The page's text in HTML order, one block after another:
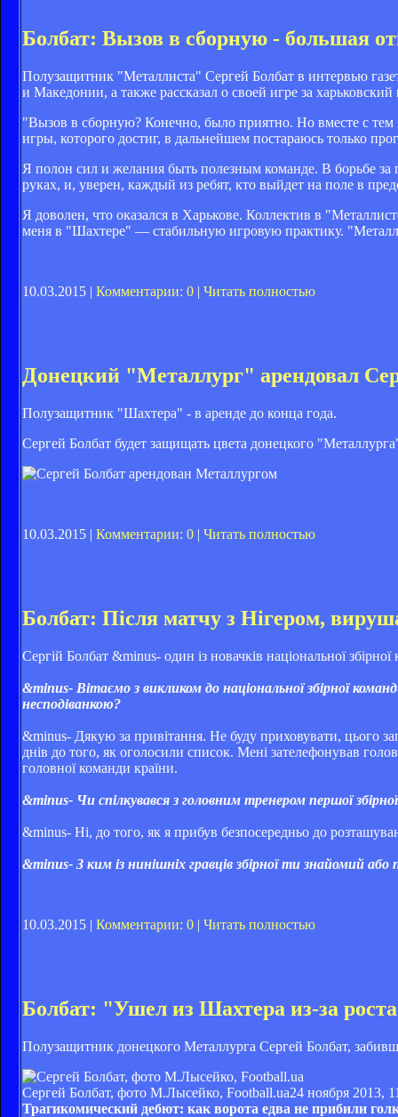
Болбат: Вызов в сборную - большая
Полузащитник "Металлиста" Сергей Болбат в интервью
и Македонии, а также рассказал о своей игре за харьковский
"Вызов в сборную? Конечно, было приятно. Но вместе с тем
игры, которого достиг, в дальнейшем постараюсь только
Я полон сил и желания быть полезным команде. В борьбе
руках, и, уверен, каждый из ребят, кто выйдет на поле в
Я доволен, что оказался в Харькове. Коллектив в
меня в "Шахтере" — стабильную игровую практику.
10.03.2015 | Комментарии: 0 | Читать полностью
Донецкий "Металлург" арендовал
Полузащитник "Шахтера" - в аренде до конца года.
Сергей Болбат будет защищать цвета донецкого
10.03.2015 | Комментарии: 0 | Читать полностью
Болбат: Після матчу з Нігером,
Сергій Болбат &minus- один із новачків національної
&minus- Вітаємо з викликом до національної збірної
несподіванкою?
&minus- Дякую за привітання. Не буду приховувати, цього
днів до того, як оголосили список. Мені зателефонував
головної команди країни.
&minus- Чи спілкувався з головним тренером першої
&minus- Ні, до того, як я прибув безпосередньо до
&minus- З ким із нинішніх гравців збірної ти знайомий
10.03.2015 | Комментарии: 0 | Читать полностью
Болбат: "Ушел из Шахтера из-за
Полузащитник донецкого Металлурга Сергей Болбат,
Сергей Болбат, фото М.Лысейко, Football.ua24 ноября 2013,
Трагикомический дебют: как ворота едва не прибили